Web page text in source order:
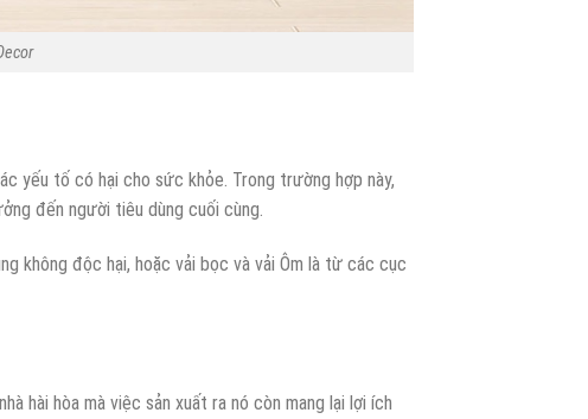
yếu tố có hại cho sức khỏe. Trong trường hợp này,
đến người tiêu dùng cuối cùng.
không độc hại, hoặc vải bọc và vải Ôm là từ các cục
hài hòa mà việc sản xuất ra nó còn mang lại lợi ích